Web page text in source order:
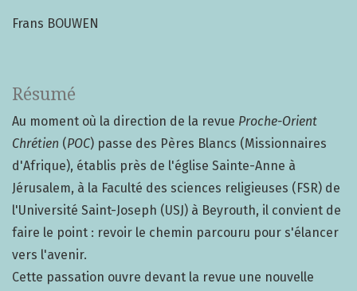
Frans BOUWEN
Résumé
Au moment où la direction de la revue Proche-Orient
Chrétien (POC) passe des Pères Blancs (Missionnaires
d'Afrique), établis près de l'église Sainte-Anne à
Jérusalem, à la Faculté des sciences religieuses (FSR) de
l'Université Saint-Joseph (USJ) à Beyrouth, il convient de
faire le point : revoir le chemin parcouru pour s'élancer
vers l'avenir.
Cette passation ouvre devant la revue une nouvelle